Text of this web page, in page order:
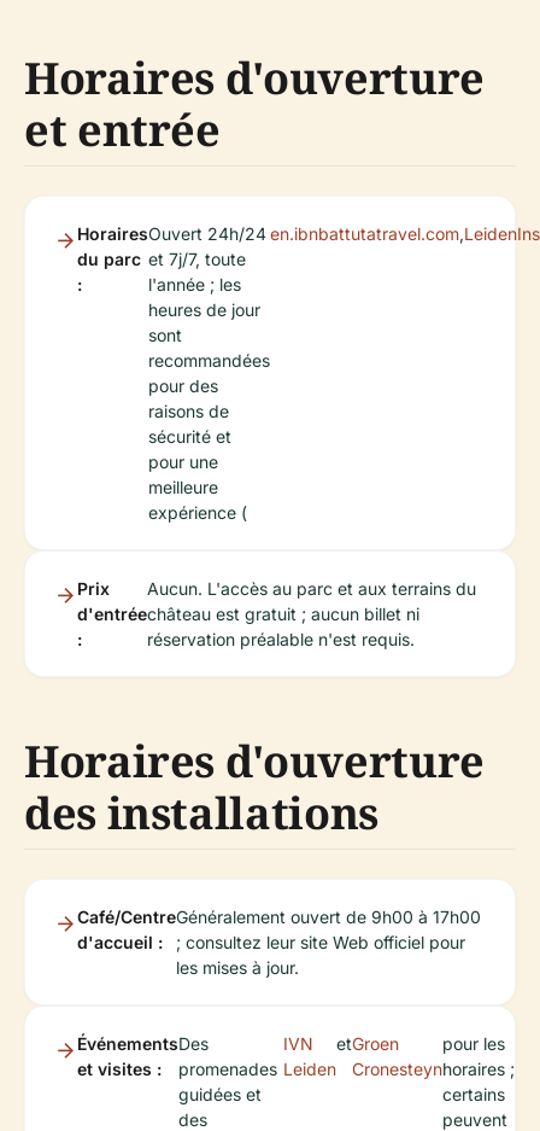
Horaires d'ouverture
et entrée
Horaires
du parc
:
Ouvert 24h/24
et 7j/7, toute
l'année ; les
heures de jour
sont
recommandées
pour des
raisons de
sécurité et
pour une
meilleure
expérience (
en.ibnbattutatravel.com,
Prix
d'entrée
:
Aucun. L'accès au parc et aux terrains du
château est gratuit ; aucun billet ni
réservation préalable n'est requis.
Horaires d'ouverture
des installations
Café/Centre
d'accueil :
Généralement ouvert de 9h00 à 17h00
; consultez leur site Web officiel pour
les mises à jour.
Événements
et visites :
Des
promenades
guidées et
des
IVN
Leiden
etGroen
Cronesteyn
pour les
horaires ;
certains
peuvent